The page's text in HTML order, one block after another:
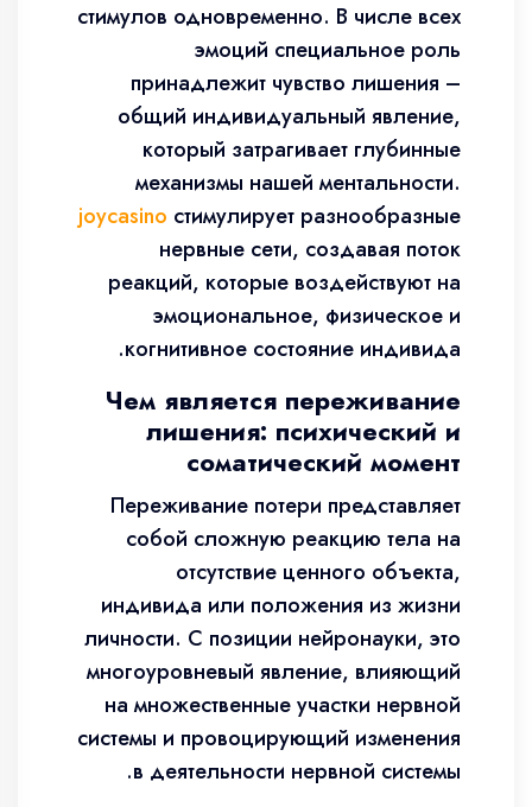
стимулов одновременно. В числе всех
эмоций специальное роль
принадлежит чувство лишения –
общий индивидуальный явление,
который затрагивает глубинные
механизмы нашей ментальности.
joycasino стимулирует разнообразные
нервные сети, создавая поток
реакций, которые воздействуют на
эмоциональное, физическое и
когнитивное состояние индивида.
Чем является переживание
лишения: психический и
соматический момент
Переживание потери представляет
собой сложную реакцию тела на
отсутствие ценного объекта,
индивида или положения из жизни
личности. С позиции нейронауки, это
многоуровневый явление, влияющий
на множественные участки нервной
системы и провоцирующий изменения
в деятельности нервной системы.